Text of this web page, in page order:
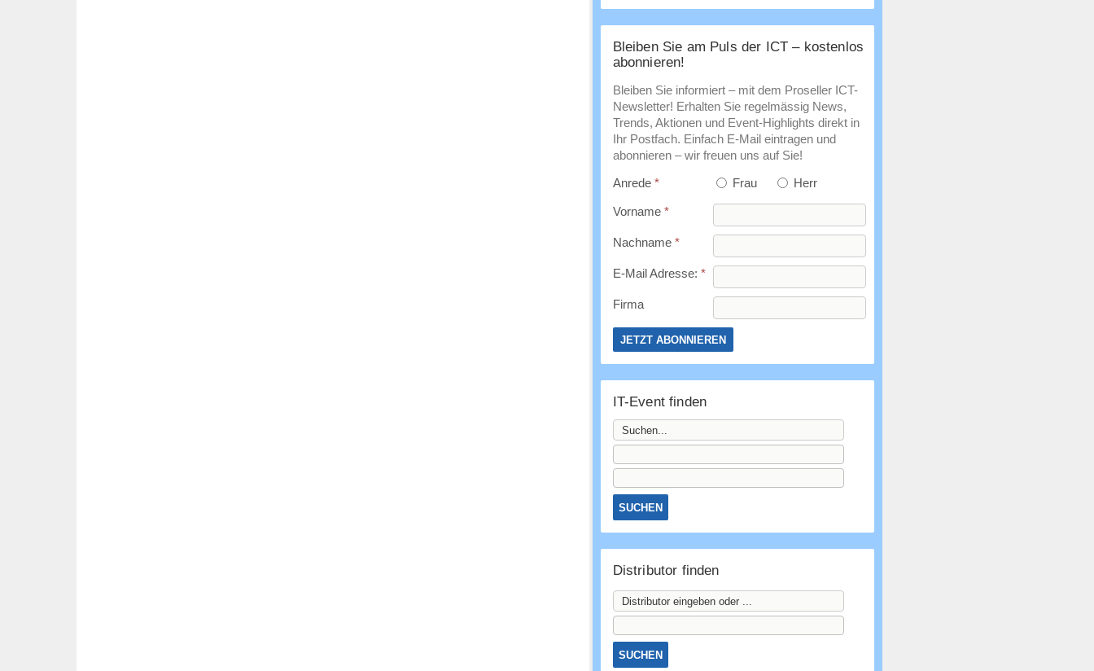
Bleiben Sie am Puls der ICT – kostenlos
abonnieren!
Bleiben Sie informiert – mit dem Proseller ICT-
Newsletter! Erhalten Sie regelmässig News,
Trends, Aktionen und Event-Highlights direkt in
Ihr Postfach. Einfach E-Mail eintragen und
abonnieren – wir freuen uns auf Sie!
Anrede * Frau Herr
Vorname *
Nachname *
E-Mail Adresse: *
Firma
IT-Event finden
Distributor finden